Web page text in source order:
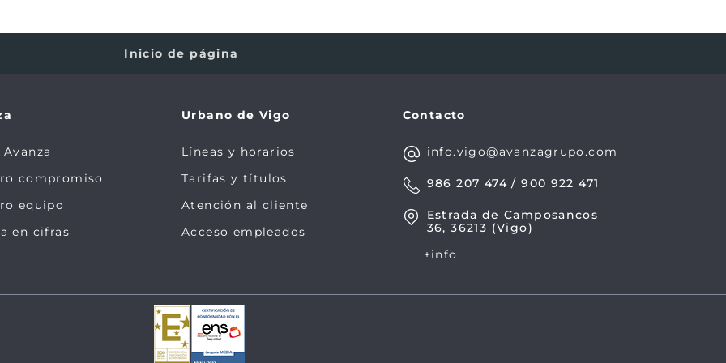
Inicio de página
compromiso
equipo
en cifras
Urbano de Vigo
Líneas y horarios
Tarifas y títulos
Atención al cliente
Acceso empleados
Contacto
info.vigo@avanzagrupo.com
986 207 474 / 900 922 471
Estrada de Camposancos
36, 36213 (Vigo)
+info